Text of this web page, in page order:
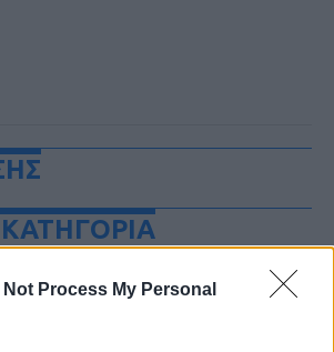
Not Process My Personal
Χρήστος Δάντης: «Συνάδελφοι
προσπαθούν να ξεχάσουν ότι